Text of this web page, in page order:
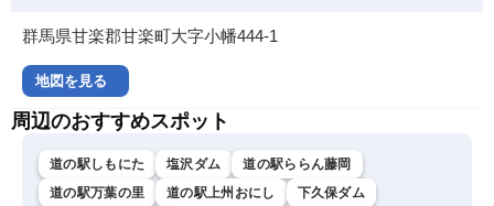
群馬県甘楽郡甘楽町大字小幡444-1
地図を見る
周辺のおすすめスポット
道の駅しもにた 塩沢ダム
道の駅ららん藤岡
道の駅万葉の里
道の駅上州おにし
下久保ダム